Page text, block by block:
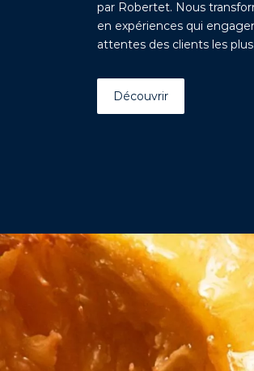
par Robertet. Nous
en expériences qui
attentes des clients les
Découvrir